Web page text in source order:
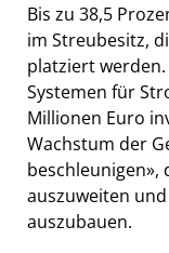
Bis zu 38,5
im Streubesitz,
platziert
Systemen für
Millionen Euro
Wachstum der
beschleunigen»,
auszuweiten
auszubauen.